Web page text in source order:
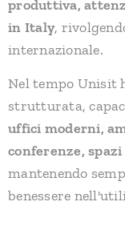
produttiva,
in Italy,
internazionale.
Nel tempo Unisit
strutturata,
uffici moderni,
conferenze,
mantenendo
benessere